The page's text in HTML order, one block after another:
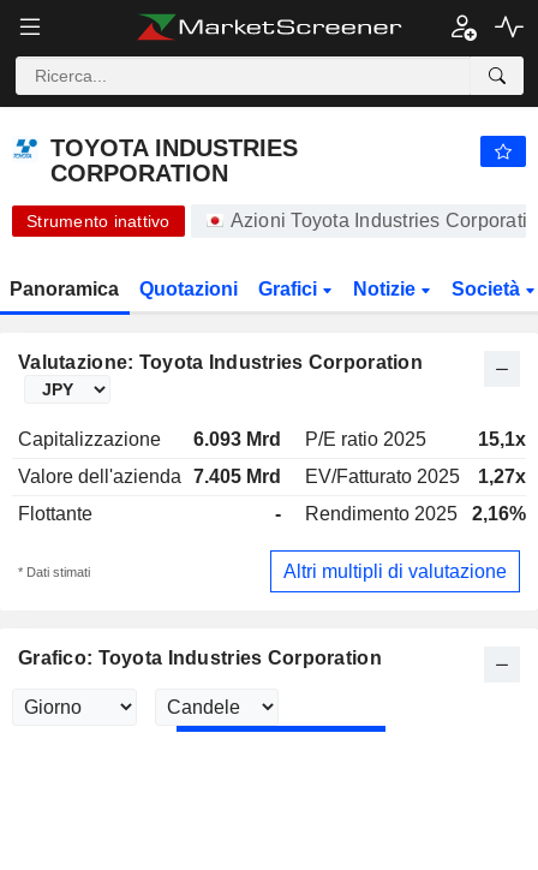
TOYOTA INDUSTRIES CORPORATION 20.450,00 ¥ -
TOYOTA INDUSTRIES
CORPORATION
Strumento inattivo Azioni Toyota Industries
Panoramica Quotazioni Grafici Notizie Società
Valutazione: Toyota Industries Corporation
Capitalizzazione 6.093 Mrd P/E ratio 2025
15,1x
Valore dell'azienda
7.405 Mrd EV/Fatturato 2025
1,27x
Flottante
- Rendimento 2025 2,16%
* Dati stimati Altri multipli di valutazione
Grafico: Toyota Industries Corporation